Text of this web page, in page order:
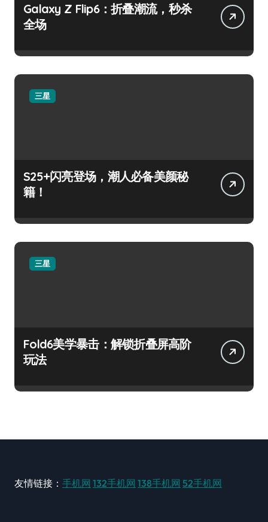
Galaxy Z Flip6：折叠潮流，秒杀
全场
三星
S25+闪亮登场，潮人必备美颜秘
籍！
三星
Fold6美学暴击：解锁折叠屏高阶
玩法
友情链接： 手机网 132手机网 138手机网 52手机网